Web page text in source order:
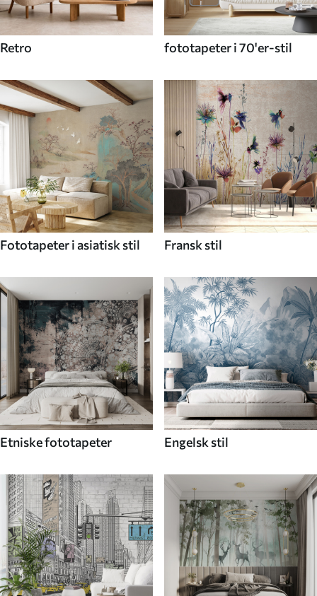
Retro fototapeter i 70'er-stil
Fototapeter i asiatisk stil Fransk stil
Etniske fototapeter Engelsk stil